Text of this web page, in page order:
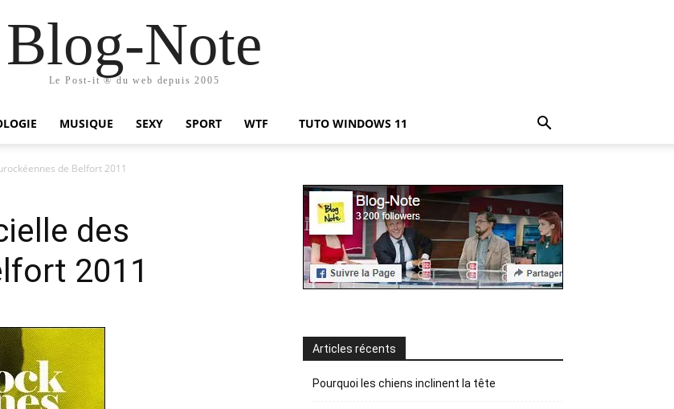
Blog-Note
Le Post-it ® du web depuis 2005
MUSIQUE SEXY SPORT WTF TUTO WINDOWS 11
de Belfort 2011
des
2011
Articles récents
Pourquoi les chiens inclinent la tête